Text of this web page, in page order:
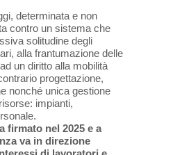
determinata e non
contro un sistema che
solitudine degli
alla frantumazione delle
un diritto alla mobilità
progettazione,
nonché unica gestione
impianti,
firmato nel 2025 e a
va in direzione